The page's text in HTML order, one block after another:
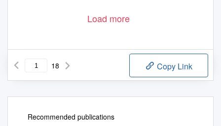
Load more
18 Copy Link
Recommended publications